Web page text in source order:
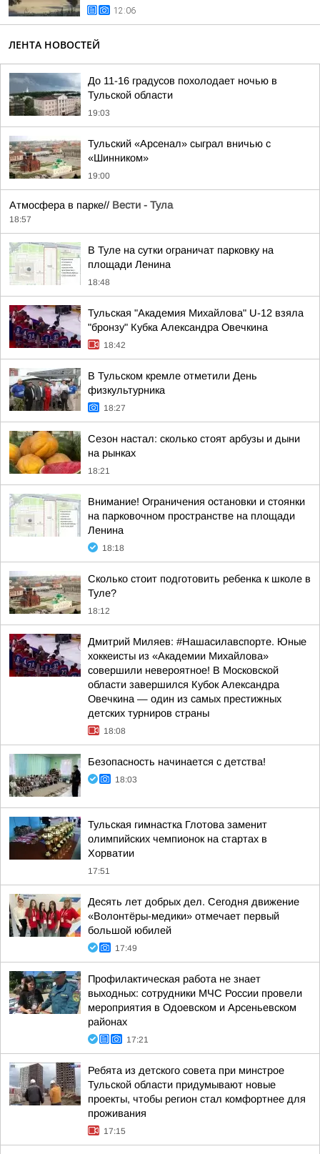
12:06
ЛЕНТА НОВОСТЕЙ
До 11-16 градусов похолодает ночью в
Тульской области
19:03
Тульский «Арсенал» сыграл вничью с
«Шинником»
19:00
Атмосфера в парке// Вести - Тула
18:57
В Туле на сутки ограничат парковку на
площади Ленина
18:48
Тульская "Академия Михайлова" U-12 взяла
"бронзу" Кубка Александра Овечкина
18:42
В Тульском кремле отметили День
физкультурника
18:27
Сезон настал: сколько стоят арбузы и дыни
на рынках
18:21
Внимание! Ограничения остановки и стоянки
на парковочном пространстве на площади
Ленина
18:18
Сколько стоит подготовить ребенка к школе в
Туле?
18:12
Дмитрий Миляев: #Нашасилавспорте. Юные
хоккеисты из «Академии Михайлова»
совершили невероятное! В Московской
области завершился Кубок Александра
Овечкина — один из самых престижных
детских турниров страны
18:08
Безопасность начинается с детства!
18:03
Тульская гимнастка Глотова заменит
олимпийских чемпионок на стартах в
Хорватии
17:51
Десять лет добрых дел. Сегодня движение
«Волонтёры-медики» отмечает первый
большой юбилей
17:49
Профилактическая работа не знает
выходных: сотрудники МЧС России провели
мероприятия в Одоевском и Арсеньевском
районах
17:21
Ребята из детского совета при минстрое
Тульской области придумывают новые
проекты, чтобы регион стал комфортнее для
проживания
17:15